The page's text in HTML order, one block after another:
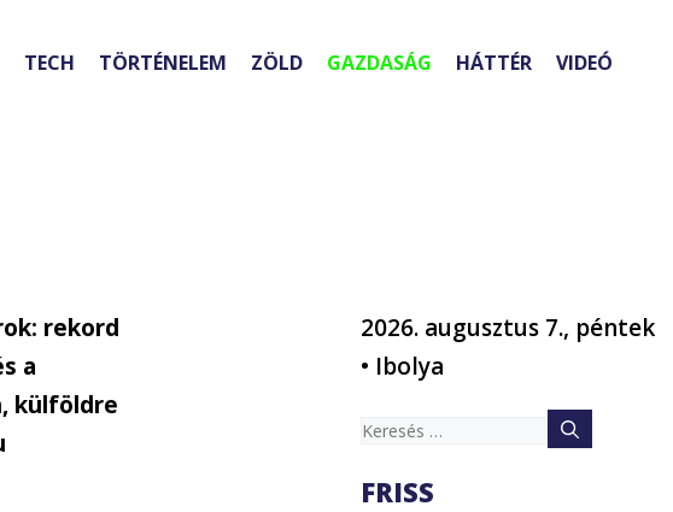
TECH TÖRTÉNELEM ZÖLD GAZDASÁG HÁTTÉR VIDEÓ
rekord
a
külföldre
2026. augusztus 7., péntek
• Ibolya
Keresés:
FRISS